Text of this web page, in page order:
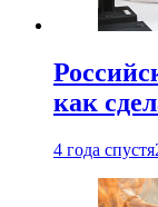
как
4 года спустя